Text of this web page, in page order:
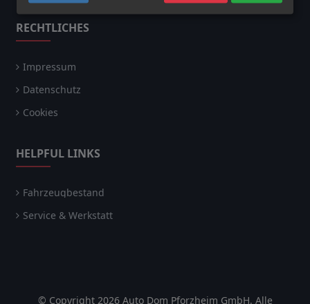
RECHTLICHES
Impressum
Datenschutz
Cookies
HELPFUL LINKS
Fahrzeugbestand
Service & Werkstatt
© Copyright 2026 Auto Dom Pforzheim GmbH. Alle